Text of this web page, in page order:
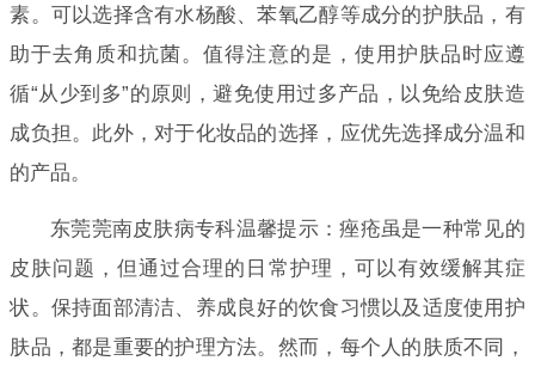
素。可以选择含有水杨酸、苯氧乙醇等成分的护肤品，有
助于去角质和抗菌。值得注意的是，使用护肤品时应遵
循“从少到多”的原则，避免使用过多产品，以免给皮肤造
成负担。此外，对于化妆品的选择，应优先选择成分温和
的产品。
东莞莞南皮肤病专科温馨提示：痤疮虽是一种常见的
皮肤问题，但通过合理的日常护理，可以有效缓解其症
状。保持面部清洁、养成良好的饮食习惯以及适度使用护
肤品，都是重要的护理方法。然而，每个人的肤质不同，